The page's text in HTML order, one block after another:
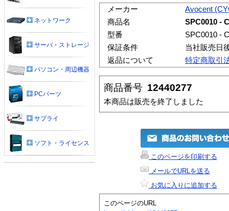
メーカー
Avocent
商品名
SPC0010 -
型番
SPC0010 -
保証条件
当社販売日
返品について
特定商取引
商品番号 12440277
本商品は販売を終了しました
このページを印刷する
メールでURLを送る
お気に入りに追加する
このページのURL
ネットワーク
サーバ・ストレージ
パソコン・周辺機器
PCパーツ
サプライ
ソフト・ライセンス